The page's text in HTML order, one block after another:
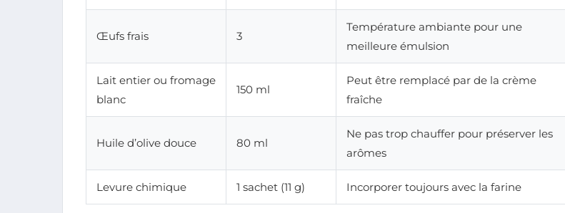
Œufs frais 3
Température ambiante pour une
meilleure émulsion
Lait entier ou fromage
blanc
150 ml
Peut être remplacé par de la crème
fraîche
Huile d’olive douce 80 ml
Ne pas trop chauffer pour préserver les
arômes
Levure chimique 1 sachet (11 g) Incorporer toujours avec la farine